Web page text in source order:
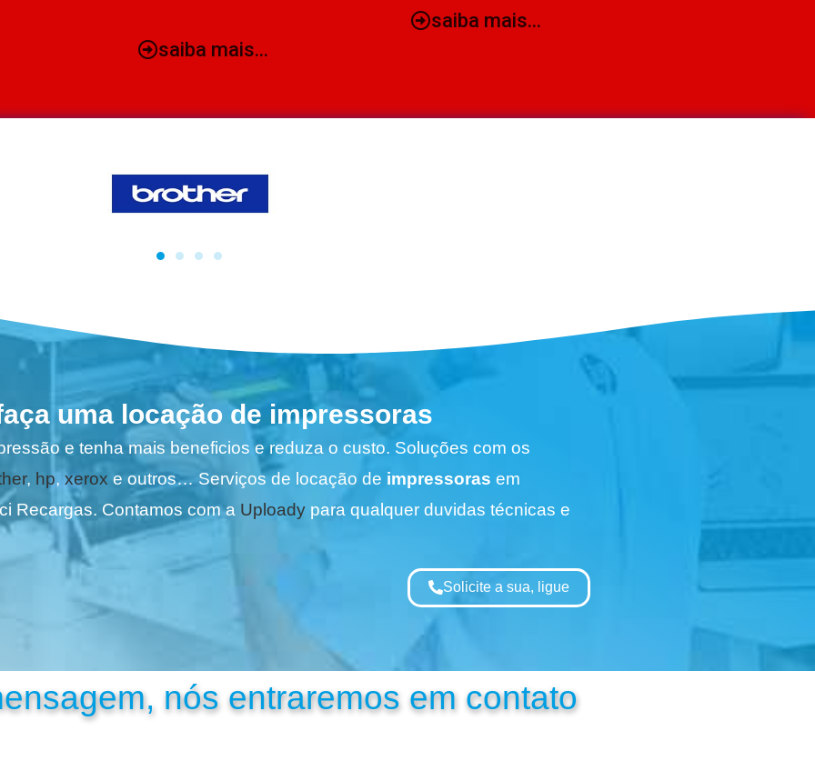
saiba mais...
saiba mais...
uma locação de impressoras
e tenha mais beneficios e reduza o custo. Soluções com os
, hp, xerox e outros… Serviços de locação de impressoras em
Recargas. Contamos com a Uploady para qualquer duvidas técnicas e
Solicite a sua, ligue
nós entraremos em contato